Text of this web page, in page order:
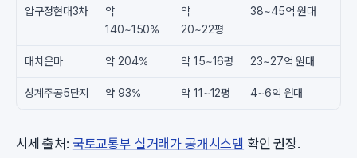
압구정현대3차
약
140~150%
약
20~22평
38~45억 원대
대치은마 약 204% 약 15~16평 23~27억 원대
상계주공5단지 약 93% 약 11~12평 4~6억 원대
시세 출처: 국토교통부 실거래가 공개시스템 확인 권장.